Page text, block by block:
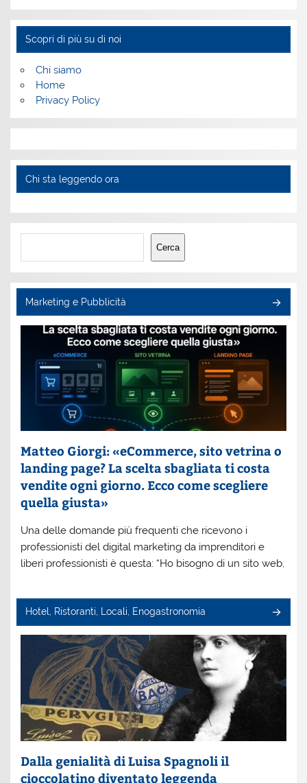
Scopri di più su di noi
Chi siamo
Home
Privacy Policy
Chi sta leggendo ora
Cerca
Cerca
Marketing e Pubblicità
Matteo Giorgi: «eCommerce, sito vetrina o
landing page? La scelta sbagliata ti costa
vendite ogni giorno. Ecco come scegliere
quella giusta»
Una delle domande più frequenti che ricevono i
professionisti del digital marketing da imprenditori e
liberi professionisti è questa: “Ho bisogno di un sito web,
Hotel, Ristoranti, Locali, Enogastronomia
Dalla genialità di Luisa Spagnoli il
cioccolatino diventato leggenda